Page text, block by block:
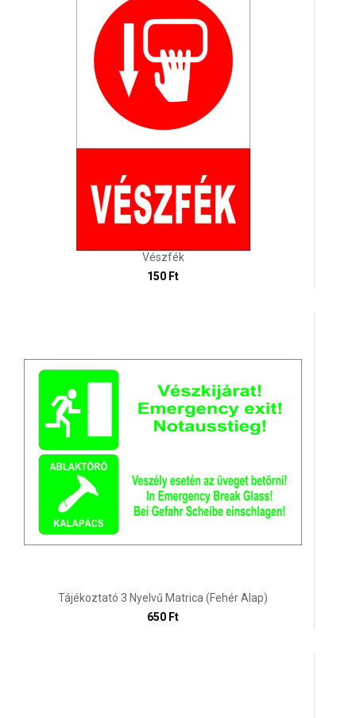
Vészfék
150 Ft
Tájékoztató 3 Nyelvű Matrica (fehér Alap)
650 Ft